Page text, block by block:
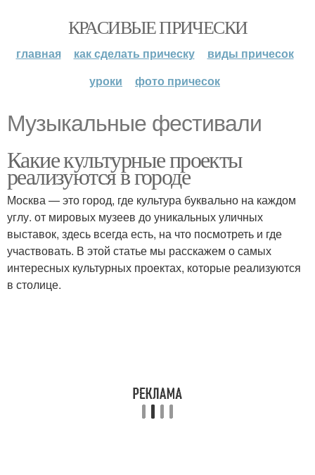
КРАСИВЫЕ ПРИЧЕСКИ
главная как сделать прическу
виды причесок
уроки
фото причесок
Музыкальные фестивали
Какие культурные проекты
реализуются в городе
Москва — это город, где культура буквально на каждом
углу. от мировых музеев до уникальных уличных
выставок, здесь всегда есть, на что посмотреть и где
участвовать. В этой статье мы расскажем о самых
интересных культурных проектах, которые реализуются
в столице.